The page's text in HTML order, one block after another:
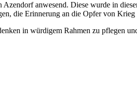
anwesend. Diese wurde in
die Erinnerung an die Opfer von
in würdigem Rahmen zu pflegen